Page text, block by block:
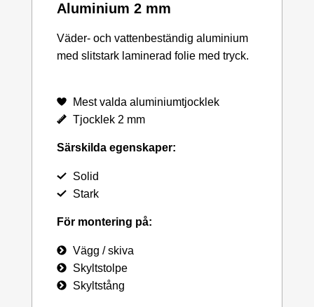
Aluminium 2 mm
Väder- och vattenbeständig aluminium
med slitstark laminerad folie med tryck.
Mest valda aluminiumtjocklek
Tjocklek 2 mm
Särskilda egenskaper:
Solid
Stark
För montering på:
Vägg / skiva
Skyltstolpe
Skyltstång